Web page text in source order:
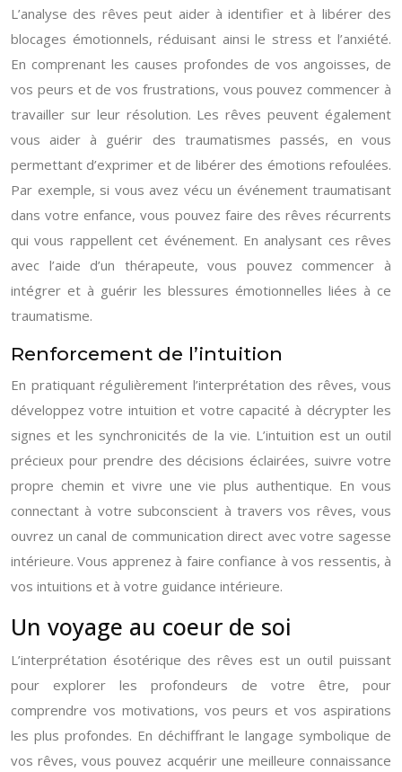
L’analyse des rêves peut aider à identifier et à libérer des
blocages émotionnels, réduisant ainsi le stress et l’anxiété.
En comprenant les causes profondes de vos angoisses, de
vos peurs et de vos frustrations, vous pouvez commencer à
travailler sur leur résolution. Les rêves peuvent également
vous aider à guérir des traumatismes passés, en vous
permettant d’exprimer et de libérer des émotions refoulées.
Par exemple, si vous avez vécu un événement traumatisant
dans votre enfance, vous pouvez faire des rêves récurrents
qui vous rappellent cet événement. En analysant ces rêves
avec l’aide d’un thérapeute, vous pouvez commencer à
intégrer et à guérir les blessures émotionnelles liées à ce
traumatisme.
Renforcement de l’intuition
En pratiquant régulièrement l’interprétation des rêves, vous
développez votre intuition et votre capacité à décrypter les
signes et les synchronicités de la vie. L’intuition est un outil
précieux pour prendre des décisions éclairées, suivre votre
propre chemin et vivre une vie plus authentique. En vous
connectant à votre subconscient à travers vos rêves, vous
ouvrez un canal de communication direct avec votre sagesse
intérieure. Vous apprenez à faire confiance à vos ressentis, à
vos intuitions et à votre guidance intérieure.
Un voyage au coeur de soi
L’interprétation ésotérique des rêves est un outil puissant
pour explorer les profondeurs de votre être, pour
comprendre vos motivations, vos peurs et vos aspirations
les plus profondes. En déchiffrant le langage symbolique de
vos rêves, vous pouvez acquérir une meilleure connaissance